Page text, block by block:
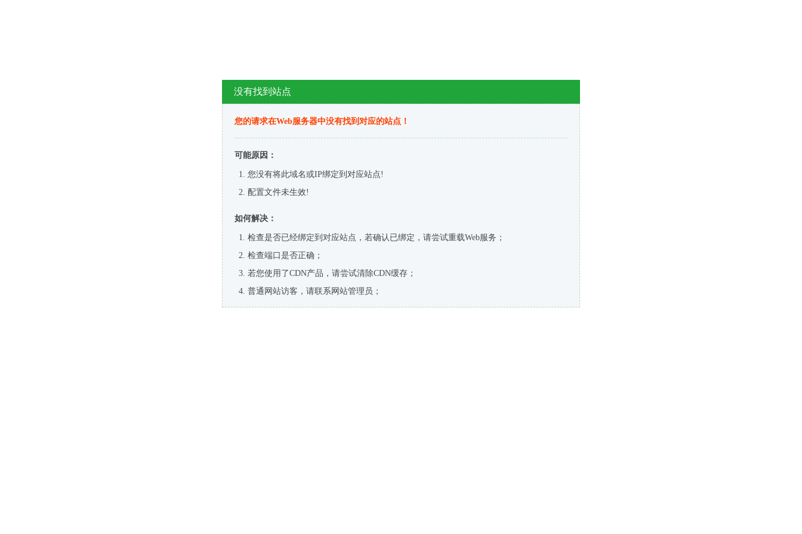
没有找到站点
您的请求在Web服务器中没有找到对应的站点！
可能原因：
您没有将此域名或IP绑定到对应站点!
配置文件未生效!
如何解决：
检查是否已经绑定到对应站点，若确认已绑定，请尝试重载Web服务；
检查端口是否正确；
若您使用了CDN产品，请尝试清除CDN缓存；
普通网站访客，请联系网站管理员；